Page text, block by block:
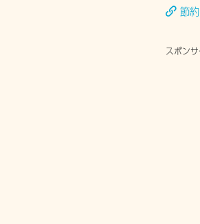
節
スポン